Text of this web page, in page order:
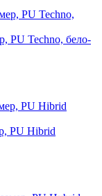
PU Techno, бело-
PU Hibrid